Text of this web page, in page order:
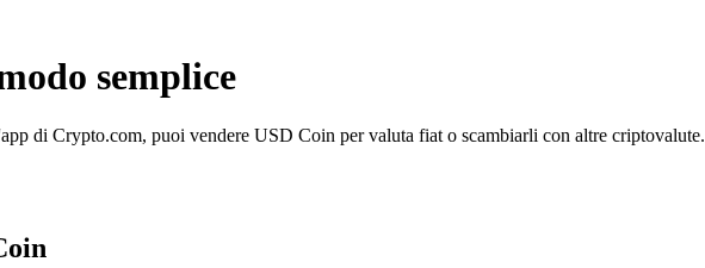
semplice
di Crypto.com, puoi vendere USD Coin per valuta fiat o scambiarli con altre